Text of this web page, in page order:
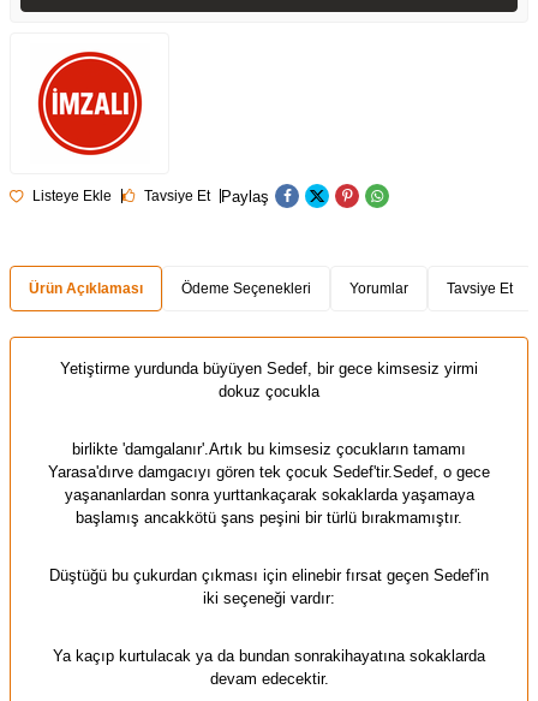
Listeye Ekle Tavsiye Et Paylaş
Ürün Açıklaması Ödeme Seçenekleri Yorumlar Tavsiye Et
Yetiştirme yurdunda büyüyen Sedef, bir gece kimsesiz yirmi
dokuz çocukla
birlikte 'damgalanır'.Artık bu kimsesiz çocukların tamamı
Yarasa'dırve damgacıyı gören tek çocuk Sedef'tir.Sedef, o gece
yaşananlardan sonra yurttankaçarak sokaklarda yaşamaya
başlamış ancakkötü şans peşini bir türlü bırakmamıştır.
Düştüğü bu çukurdan çıkması için elinebir fırsat geçen Sedef'in
iki seçeneği vardır:
Ya kaçıp kurtulacak ya da bundan sonrakihayatına sokaklarda
devam edecektir.